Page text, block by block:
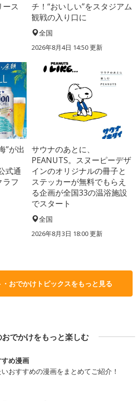
ース
チ！“おいしい”をスタジアム
観戦の入り口に
全国
2026年8月4日 14:50更新
”が出
式通
ラフ
サウナのあとに、
PEANUTS。スヌーピーデザ
インのオリジナルの冊子と
ステッカーが無料でもらえ
る企画が全国33の温浴施設
でスタート
全国
2026年8月3日 18:00更新
おでかけトピックスをもっと見る
でかけをもっと楽しむ
め漫画
おすすめの漫画をまとめてご紹介！